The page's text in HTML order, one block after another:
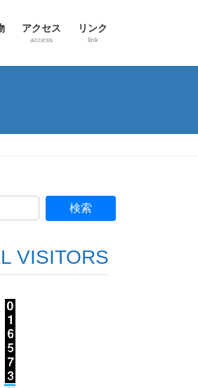
アクセス
access
リンク
link
VISITORS